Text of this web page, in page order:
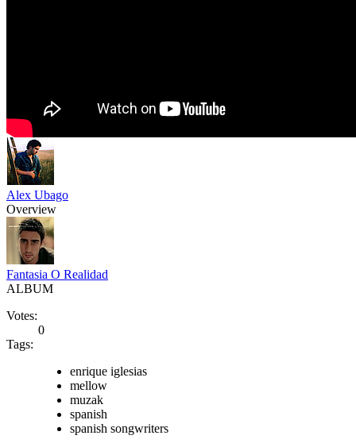
Alex Ubago
Overview
Fantasia O Realidad
ALBUM
Votes:
0
Tags:
enrique iglesias
mellow
muzak
spanish
spanish songwriters